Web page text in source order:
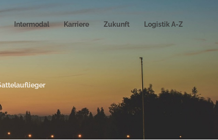
Intermodal Karriere Zukunft Logistik A-Z